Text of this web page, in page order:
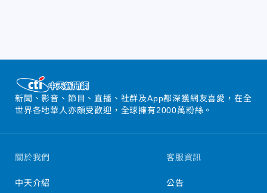
新聞、影音、節目、直播、社群及App都深獲網友喜愛，在全
世界各地華人亦頗受歡迎，全球擁有2000萬粉絲。
關於我們
中天介紹
客服資訊
公告